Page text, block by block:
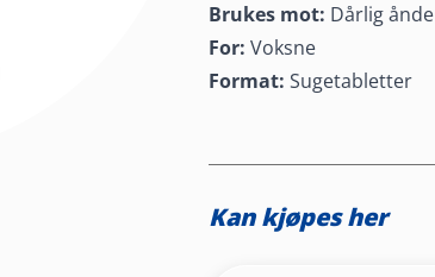
Brukes mot: Dårlig ånde
For: Voksne
Format: Sugetabletter
Kan kjøpes her